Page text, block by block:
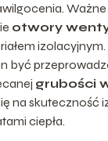
otwory
być
grubości
na skuteczność
ciepła.